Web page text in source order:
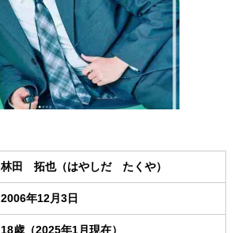
林田 拓也（はやしだ たくや）
2006年12月3日
18歳（2025年1月現在）